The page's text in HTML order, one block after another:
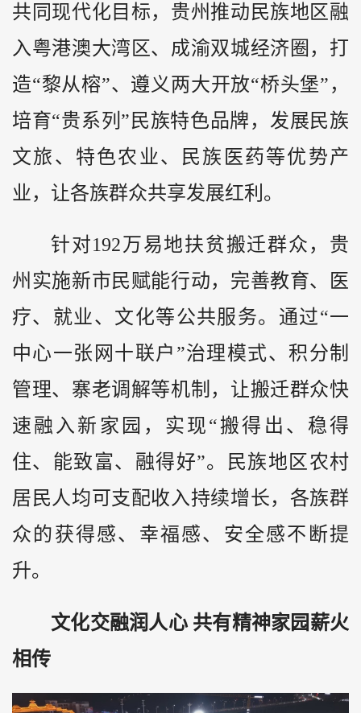
共同现代化目标，贵州推动民族地区融
入粤港澳大湾区、成渝双城经济圈，打
造“黎从榕”、遵义两大开放“桥头堡”，
培育“贵系列”民族特色品牌，发展民族
文旅、特色农业、民族医药等优势产
业，让各族群众共享发展红利。
针对192万易地扶贫搬迁群众，贵
州实施新市民赋能行动，完善教育、医
疗、就业、文化等公共服务。通过“一
中心一张网十联户”治理模式、积分制
管理、寨老调解等机制，让搬迁群众快
速融入新家园，实现“搬得出、稳得
住、能致富、融得好”。民族地区农村
居民人均可支配收入持续增长，各族群
众的获得感、幸福感、安全感不断提
升。
文化交融润人心 共有精神家园薪火
相传